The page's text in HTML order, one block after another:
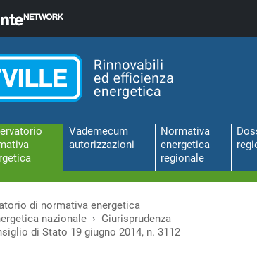
Vademecum
autorizzazioni
Normativa
energetica
regionale
di normativa energetica
nazionale
Giurisprudenza
di Stato 19 giugno 2014, n. 3112